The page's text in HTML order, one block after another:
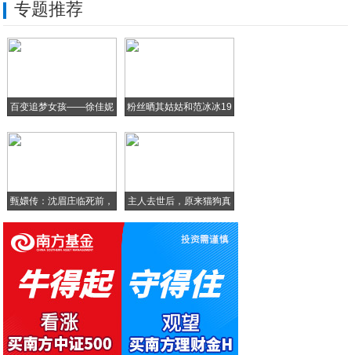
雷允上温馨提醒：中药如何合理预防疫情？
春节相聚庆团圆，永和豆浆致经典
专题推荐
百变追梦女孩——徐佳妮 粉丝晒其姑姑和范冰冰19
甄嬛传：沈眉庄临死前，
主人去世后，原来猫狗真